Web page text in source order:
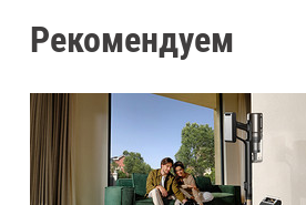
Рекомендуем